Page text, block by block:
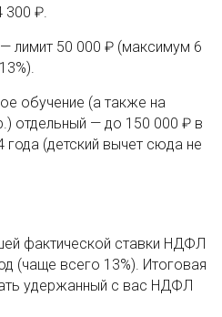
300 ₽.
лимит 50 000 ₽ (максимум 6
обучение (а также на
отдельный — до 150 000 ₽ в
года (детский вычет сюда не
фактической ставки НДФЛ
(чаще всего 13%). Итоговая
удержанный с вас НДФЛ